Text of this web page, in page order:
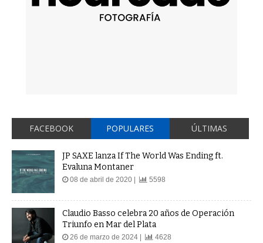
FACEBOOK POPULARES ÚLTIMAS
JP SAXE lanza If The World Was Ending ft.
Evaluna Montaner
08 de abril de 2020 | 5598
Claudio Basso celebra 20 años de Operación
Triunfo en Mar del Plata
26 de marzo de 2024 | 4628